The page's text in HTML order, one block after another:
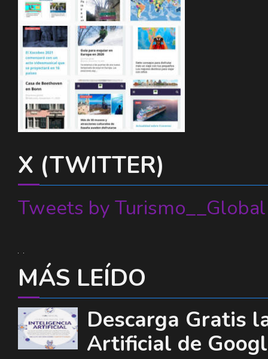
X (TWITTER)
Tweets by Turismo__Global
MÁS LEÍDO
Descarga Gratis
Artificial de